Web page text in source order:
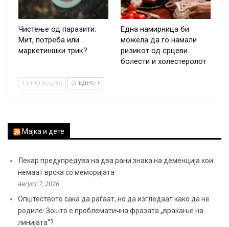
Чистење од паразити:
Мит, потреба или
маркетиншки трик?
Една намирница би
можела да го намали
ризикот од срцеви
болести и холестеролот
ПРЕТХОДНО СЛЕДНО
Мајка и дете
Лекар предупредува на два рани знака на деменција кои
немаат врска со меморијата
август 7, 2026
Општеството сака да раѓаат, но да изгледаат како да не
родиле: Зошто е проблематична фразата „враќање на
линијата“?